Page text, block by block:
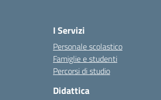
I Servizi
Personale scolastico
Famiglie e studenti
Percorsi di studio
Didattica